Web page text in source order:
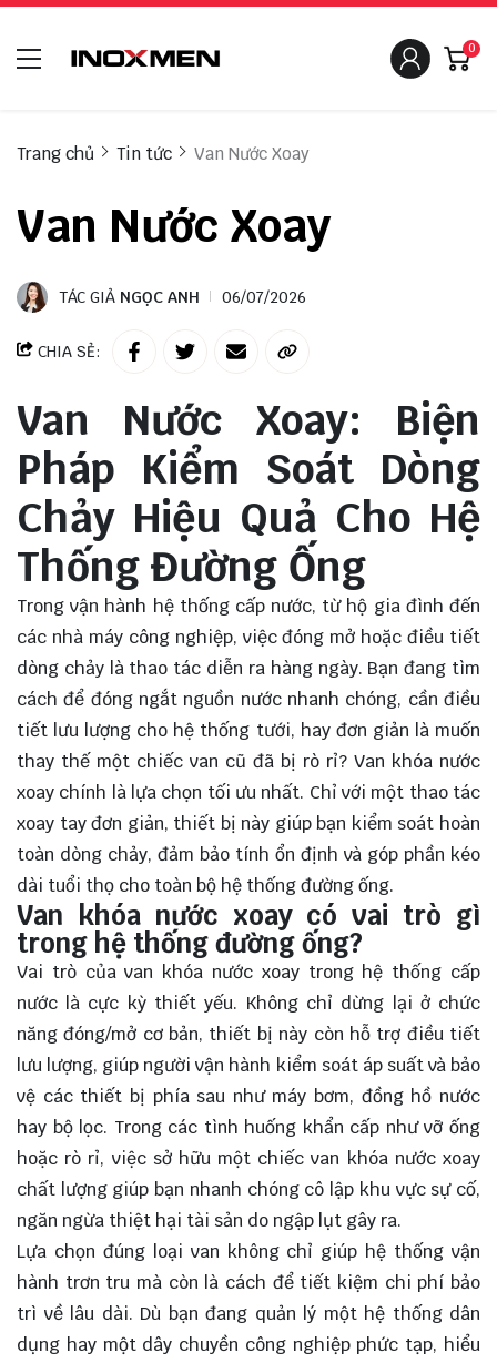
0
Trang chủ Tin tức Van Nước Xoay
Van Nước Xoay
TÁC GIẢ NGỌC ANH 06/07/2026
CHIA SẺ:
Van Nước Xoay: Biện
Pháp Kiểm Soát Dòng
Chảy Hiệu Quả Cho Hệ
Thống Đường Ống
Trong vận hành hệ thống cấp nước, từ hộ gia đình đến
các nhà máy công nghiệp, việc đóng mở hoặc điều tiết
dòng chảy là thao tác diễn ra hàng ngày. Bạn đang tìm
cách để đóng ngắt nguồn nước nhanh chóng, cần điều
tiết lưu lượng cho hệ thống tưới, hay đơn giản là muốn
thay thế một chiếc van cũ đã bị rò rỉ? Van khóa nước
xoay chính là lựa chọn tối ưu nhất. Chỉ với một thao tác
xoay tay đơn giản, thiết bị này giúp bạn kiểm soát hoàn
toàn dòng chảy, đảm bảo tính ổn định và góp phần kéo
dài tuổi thọ cho toàn bộ hệ thống đường ống.
Van khóa nước xoay có vai trò gì
trong hệ thống đường ống?
Vai trò của van khóa nước xoay trong hệ thống cấp
nước là cực kỳ thiết yếu. Không chỉ dừng lại ở chức
năng đóng/mở cơ bản, thiết bị này còn hỗ trợ điều tiết
lưu lượng, giúp người vận hành kiểm soát áp suất và bảo
vệ các thiết bị phía sau như máy bơm, đồng hồ nước
hay bộ lọc. Trong các tình huống khẩn cấp như vỡ ống
hoặc rò rỉ, việc sở hữu một chiếc van khóa nước xoay
chất lượng giúp bạn nhanh chóng cô lập khu vực sự cố,
ngăn ngừa thiệt hại tài sản do ngập lụt gây ra.
Lựa chọn đúng loại van không chỉ giúp hệ thống vận
hành trơn tru mà còn là cách để tiết kiệm chi phí bảo
trì về lâu dài. Dù bạn đang quản lý một hệ thống dân
dụng hay một dây chuyền công nghiệp phức tạp, hiểu